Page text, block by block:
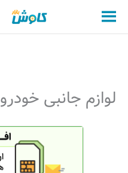
محتوا
لوازم جانبی خودرو